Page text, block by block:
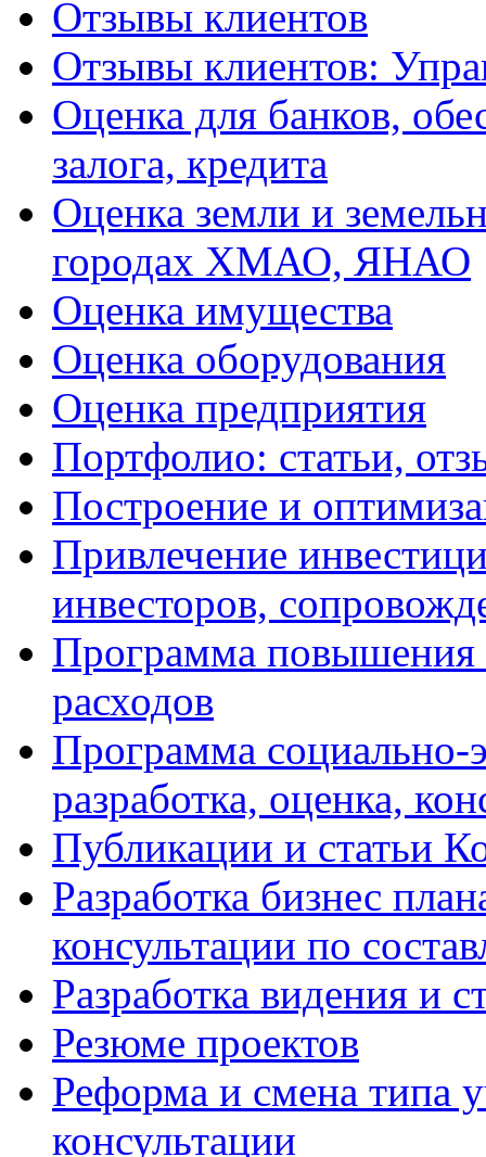
Отзывы клиентов
Отзывы клиентов:
Оценка для банков,
залога, кредита
Оценка земли и
городах ХМАО, ЯНАО
Оценка имущества
Оценка оборудования
Оценка предприятия
Портфолио: статьи,
Построение и
Привлечение
инвесторов,
Программа
расходов
Программа социально-
разработка, оценка,
Публикации и статьи
Разработка бизнес
консультации по
Разработка видения и
Резюме проектов
Реформа и смена типа
консультации